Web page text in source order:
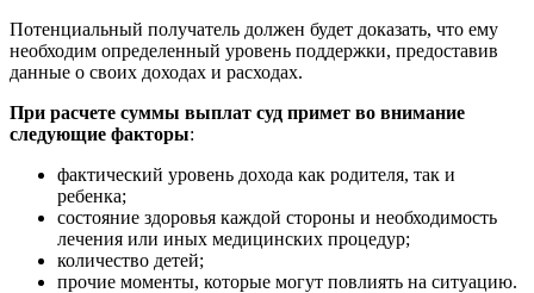
Потенциальный получатель должен будет доказать, что ему
необходим определенный уровень поддержки, предоставив
данные о своих доходах и расходах.
При расчете суммы выплат суд примет во внимание
следующие факторы:
фактический уровень дохода как родителя, так и
ребенка;
состояние здоровья каждой стороны и необходимость
лечения или иных медицинских процедур;
количество детей;
прочие моменты, которые могут повлиять на ситуацию.